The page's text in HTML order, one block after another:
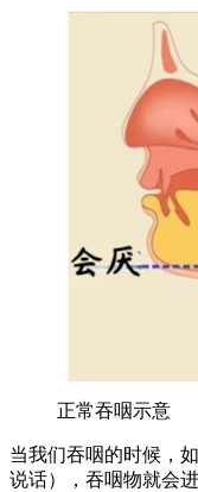
正常吞咽示意
当我们吞咽的时候，
说话），吞咽物就会